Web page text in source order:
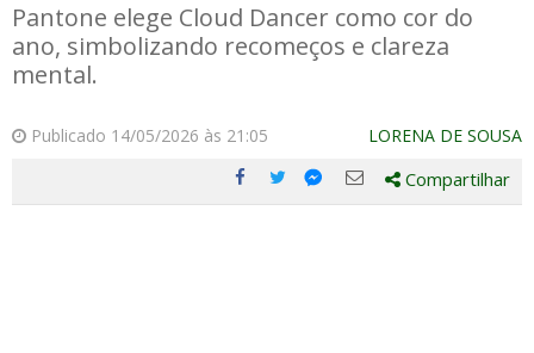
Pantone elege Cloud Dancer como cor do
ano, simbolizando recomeços e clareza
mental.
Publicado 14/05/2026 às 21:05 LORENA DE SOUSA
Compartilhe
Compartilhe
Compartilhe
Compartilhe
Compartilhar